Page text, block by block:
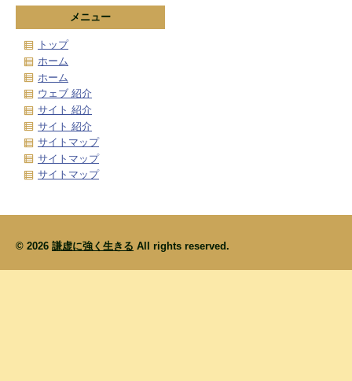
メニュー
トップ
ホーム
ホーム
ウェブ 紹介
サイト 紹介
サイト 紹介
サイトマップ
サイトマップ
サイトマップ
© 2026 謙虚に強く生きる All rights reserved.